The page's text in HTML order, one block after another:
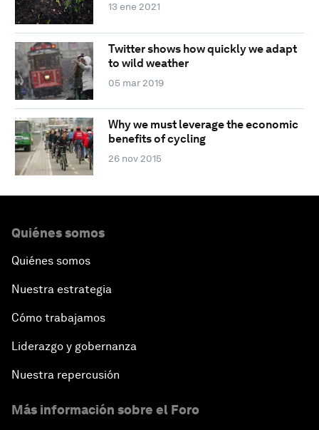
13 ene 2021
Twitter shows how quickly we adapt
to wild weather
05 mar 2019
Why we must leverage the economic
benefits of cycling
26 nov 2015
Quiénes somos
Quiénes somos
Nuestra estrategia
Cómo trabajamos
Liderazgo y gobernanza
Nuestra repercusión
Más información sobre el Foro